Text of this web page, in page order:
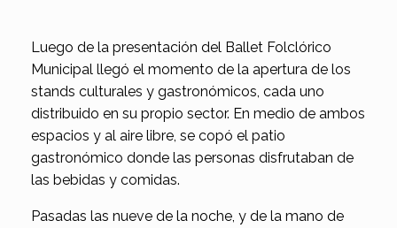
Luego de la presentación del Ballet Folclórico
Municipal llegó el momento de la apertura de los
stands culturales y gastronómicos, cada uno
distribuido en su propio sector. En medio de ambos
espacios y al aire libre, se copó el patio
gastronómico donde las personas disfrutaban de
las bebidas y comidas.
Pasadas las nueve de la noche, y de la mano de